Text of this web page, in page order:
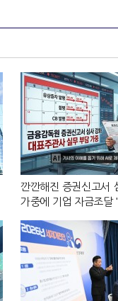
깐깐해진 증권신고서
가중에 기업 자금조달